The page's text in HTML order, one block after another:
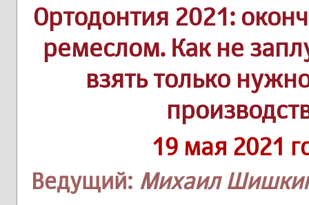
Ортодонтия 2021:
ремеслом. Как не
взять только
19 мая 2021
Ведущий: Михаил